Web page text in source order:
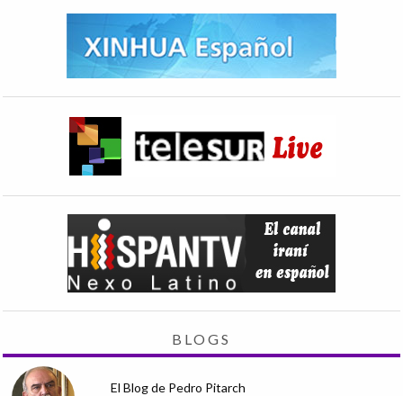
BLOGS
El Blog de Pedro Pitarch